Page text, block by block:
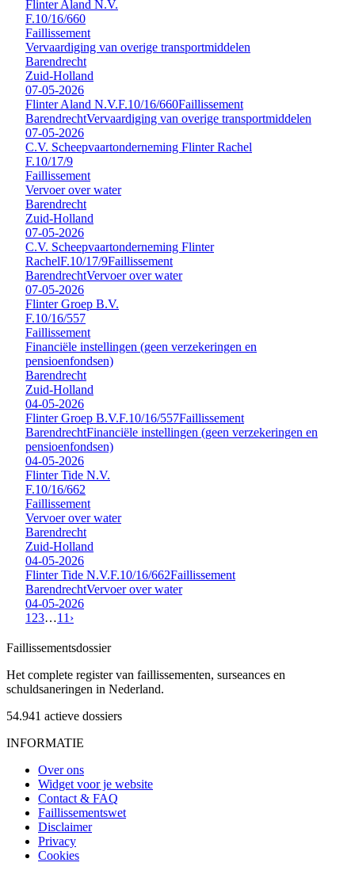
Flinter Aland N.V.
F.10/16/660
Faillissement
Vervaardiging van overige transportmiddelen
Barendrecht
Zuid-Holland
07-05-2026
Flinter Aland N.V.F.10/16/660Faillissement
BarendrechtVervaardiging van overige transportmiddelen
07-05-2026
C.V. Scheepvaartonderneming Flinter Rachel
F.10/17/9
Faillissement
Vervoer over water
Barendrecht
Zuid-Holland
07-05-2026
C.V. Scheepvaartonderneming Flinter
RachelF.10/17/9Faillissement
BarendrechtVervoer over water
07-05-2026
Flinter Groep B.V.
F.10/16/557
Faillissement
Financiële instellingen (geen verzekeringen en
pensioenfondsen)
Barendrecht
Zuid-Holland
04-05-2026
Flinter Groep B.V.F.10/16/557Faillissement
BarendrechtFinanciële instellingen (geen verzekeringen en
pensioenfondsen)
04-05-2026
Flinter Tide N.V.
F.10/16/662
Faillissement
Vervoer over water
Barendrecht
Zuid-Holland
04-05-2026
Flinter Tide N.V.F.10/16/662Faillissement
BarendrechtVervoer over water
04-05-2026
1 23…11 ›
Faillissementsdossier
Het complete register van faillissementen, surseances en
schuldsaneringen in Nederland.
54.941 actieve dossiers
INFORMATIE
Over ons
Widget voor je website
Contact & FAQ
Faillissementswet
Disclaimer
Privacy
Cookies